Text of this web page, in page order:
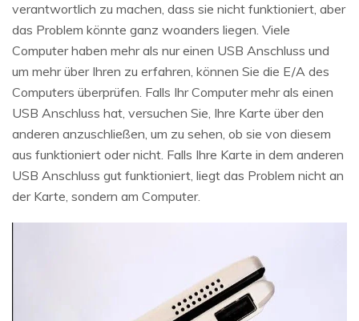
verantwortlich zu machen, dass sie nicht funktioniert, aber
das Problem könnte ganz woanders liegen. Viele
Computer haben mehr als nur einen USB Anschluss und
um mehr über Ihren zu erfahren, können Sie die E/A des
Computers überprüfen. Falls Ihr Computer mehr als einen
USB Anschluss hat, versuchen Sie, Ihre Karte über den
anderen anzuschließen, um zu sehen, ob sie von diesem
aus funktioniert oder nicht. Falls Ihre Karte in dem anderen
USB Anschluss gut funktioniert, liegt das Problem nicht an
der Karte, sondern am Computer.